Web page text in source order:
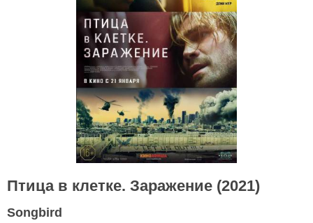
Птица в клетке. Заражение (2021)
Songbird